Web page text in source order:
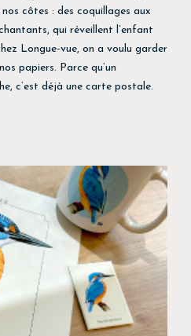
côtes : des coquillages aux
qui réveillent l’enfant
Longue-vue, on a voulu garder
papiers. Parce qu’un
c’est déjà une carte postale.